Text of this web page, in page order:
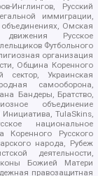
Инглингов, Русский
иммиграции,
Омская
движения Русское
Футбольного
организация
Община Коренного
Украинская
самооборона,
Бандеры, Братство,
объединение
TulaSkins,
национальное
Русского
народа, Рубеж
деятельности,
Божией Матери
правозащитная